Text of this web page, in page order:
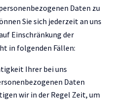
Daten zu
Sie sich jederzeit an uns
Einschränkung der
in folgenden Fällen:
Ihrer bei uns
Daten
wir in der Regel Zeit, um